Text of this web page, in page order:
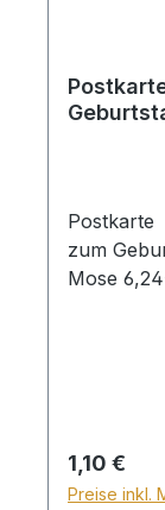
Postkarte mit dem Text „Gottes Segen
zum
Mose
Regulärer
1,10 €
Preise inkl.